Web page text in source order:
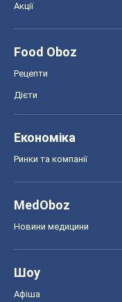
Акції
Food Oboz
Рецепти
Дієти
Економіка
Ринки та компанії
MedOboz
Новини медицини
Шоу
Афіша